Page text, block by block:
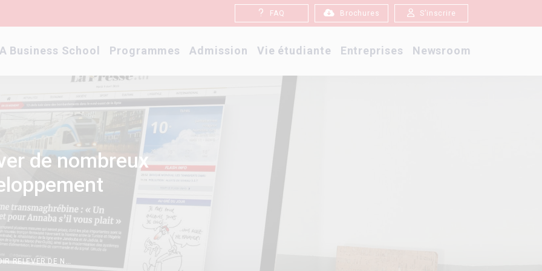
FAQ Brochures S’inscrire
Business School Programmes Admission Vie étudiante Entreprises Newsroom
de nombreux
L'ISSCA VA DEVOIR RELEVER DE NOMBREUX DÉFIS EN TERME DE DÉVELOPPEMENT